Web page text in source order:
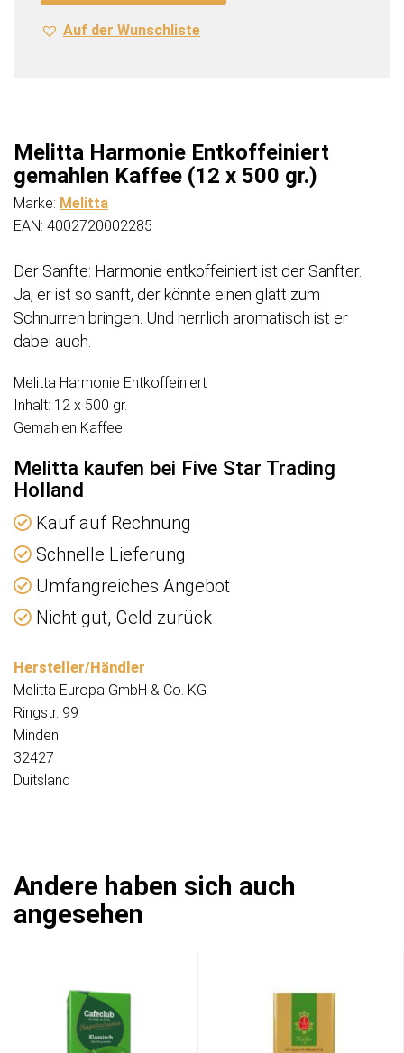
x
500Auf der Wunschliste
Melitta Harmonie Entkoffeiniert
gemahlen Kaffee (12 x 500 gr.)
Marke: Melitta
EAN: 4002720002285
Der Sanfte: Harmonie entkoffeiniert ist der Sanfter.
Ja, er ist so sanft, der könnte einen glatt zum
Schnurren bringen. Und herrlich aromatisch ist er
dabei auch.
Melitta Harmonie Entkoffeiniert
Inhalt: 12 x 500 gr.
Gemahlen Kaffee
Melitta kaufen bei Five Star Trading
Holland
Kauf auf Rechnung
Schnelle Lieferung
Umfangreiches Angebot
Nicht gut, Geld zurück
Hersteller/Händler
Melitta Europa GmbH & Co. KG
Ringstr. 99
Minden
32427
Duitsland
Andere haben sich auch
angesehen